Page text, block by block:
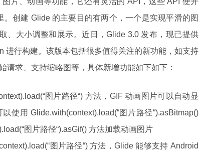
创建 Glide 的主要目的有两个，一个是实现平滑的图
、大小调整和展示。近日，Glide 3.0 发布，现已提供
进行构建。该版本包括很多值得关注的新功能，如支持
请求、支持缩略图等，具体新增功能如下如下：
图片路径“) 方法，GIF 动画图片可以自动显
使用 Glide.with(context).load(“图片路径“).asBitmap()
图片路径“).asGif() 方法加载动画图片
图片路径“) 方法，Glide 能够支持 Android